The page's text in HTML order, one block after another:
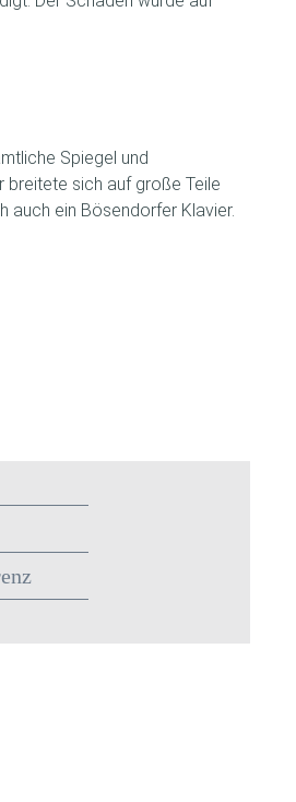
Spiegel und
breitete sich auf große Teile
auch ein Bösendorfer Klavier.